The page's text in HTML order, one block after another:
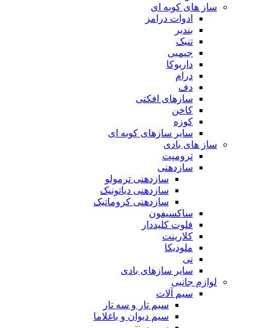
ساز های کوبه ای
ادوات درامز
بندیر
تنبک
جیمبی
داربوکا
درام
دف
سازهای افکتی
کاخن
کوزه
سایر سازهای کوبه ای
ساز های بادی
ترومپت
سازدهنی
سازدهنی ترمولو
سازدهنی دیاتونیک
سازدهنی کروماتیک
ساکسیفون
فلوت کلیددار
کلارینت
ملودیکا
نی
سایر سازهای بادی
لوازم جانبی
سیم آلات
سیم تار و سه تار
سیم دیوان و باغلاما